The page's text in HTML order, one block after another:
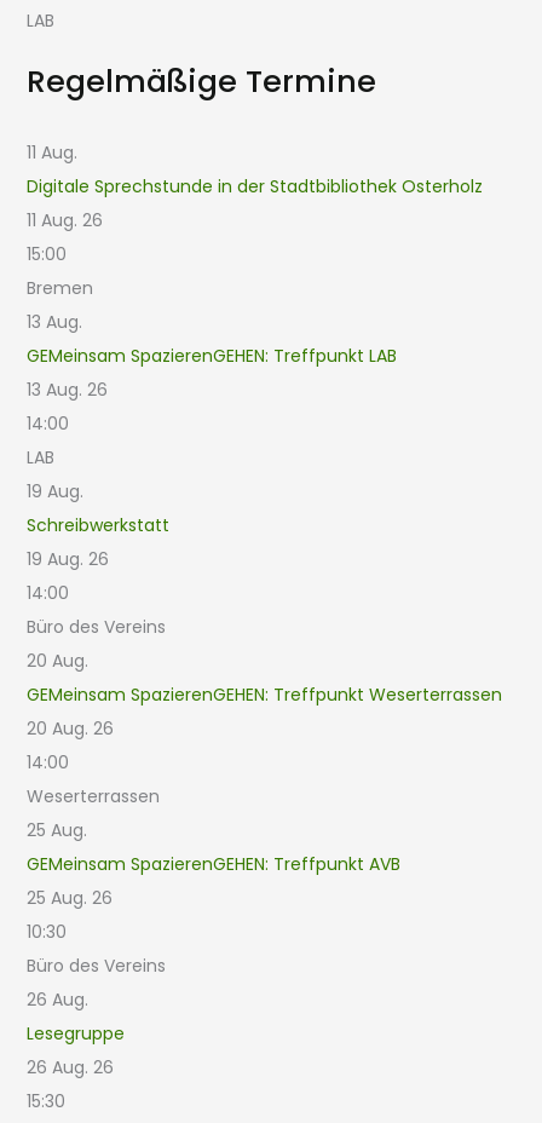
LAB
Regelmäßige Termine
11 Aug.
Digitale Sprechstunde in der Stadtbibliothek Osterholz
11 Aug. 26
15:00
Bremen
13 Aug.
GEMeinsam SpazierenGEHEN: Treffpunkt LAB
13 Aug. 26
14:00
LAB
19 Aug.
Schreibwerkstatt
19 Aug. 26
14:00
Büro des Vereins
20 Aug.
GEMeinsam SpazierenGEHEN: Treffpunkt Weserterrassen
20 Aug. 26
14:00
Weserterrassen
25 Aug.
GEMeinsam SpazierenGEHEN: Treffpunkt AVB
25 Aug. 26
10:30
Büro des Vereins
26 Aug.
Lesegruppe
26 Aug. 26
15:30